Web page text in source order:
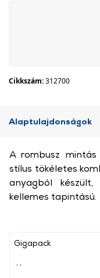
Cikkszám:312700
Alaptulajdonságok
Gigapack
A rombusz
stílus tökéletes
anyagból
kellemes tapintású.